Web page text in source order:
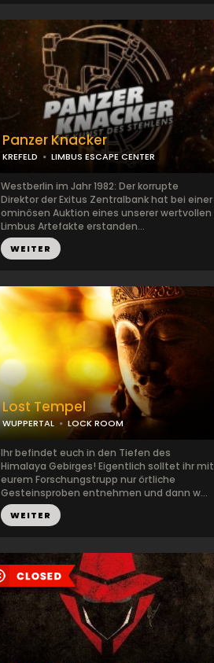
Panzer Knacker
KREFELD LIMBUS ESCAPE CENTER
Westberlin im Jahr 1982: Der korrupte
Direktor der Exitus Zentralbank hat bei einer
ominösen Auktion eines unserer wertvollen
Limbus Artefakte erstanden...
WEITER
Lost Tempel
WUPPERTAL LOCK ROOM
Ihr befindet euch in den Tiefen des
Himalaya Gebirges! Eigentlich solltet ihr mit
eurem Forschungstrupp nur örtliche
Gesteinsproben entnehmen und dann w...
WEITER